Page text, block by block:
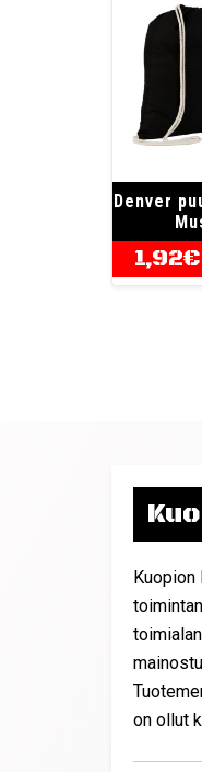
Denver
1,92€
Kuopion
on ollut